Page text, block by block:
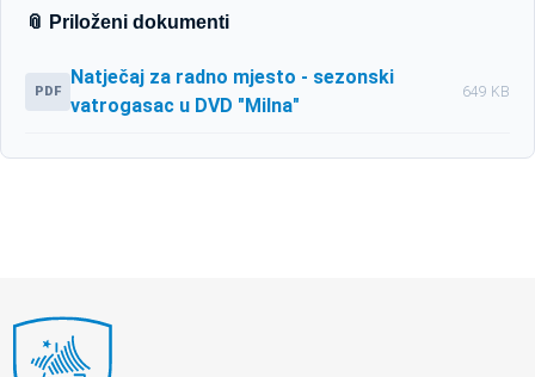
📎 Priloženi dokumenti
PDF
Natječaj za radno mjesto - sezonski
vatrogasac u DVD "Milna"
649 KB